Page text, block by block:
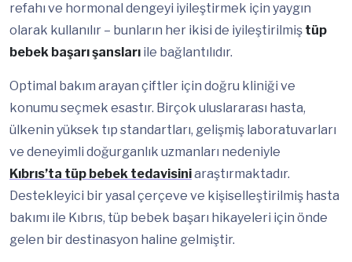
refahı ve hormonal dengeyi iyileştirmek için yaygın
olarak kullanılır – bunların her ikisi de iyileştirilmiş tüp
bebek başarı şansları ile bağlantılıdır.
Optimal bakım arayan çiftler için doğru kliniği ve
konumu seçmek esastır. Birçok uluslararası hasta,
ülkenin yüksek tıp standartları, gelişmiş laboratuvarları
ve deneyimli doğurganlık uzmanları nedeniyle
Kıbrıs’ta tüp bebek tedavisiniaraştırmaktadır.
Destekleyici bir yasal çerçeve ve kişiselleştirilmiş hasta
bakımı ile Kıbrıs, tüp bebek başarı hikayeleri için önde
gelen bir destinasyon haline gelmiştir.